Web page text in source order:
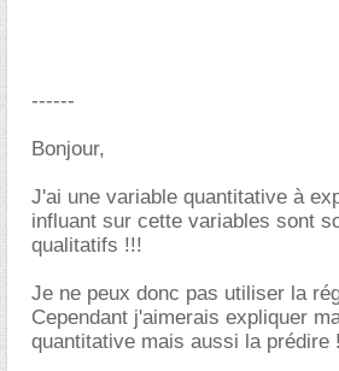
------
Bonjour,
J'ai une variable quantitative à
influant sur cette variables sont
qualitatifs !!!
Je ne peux donc pas utiliser la
Cependant j'aimerais expliquer
quantitative mais aussi la prédire